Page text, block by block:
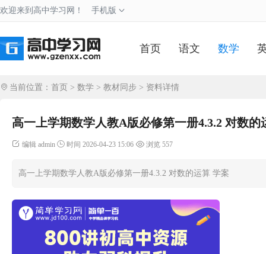
欢迎来到高中学习网！ 手机版
首页 语文 数学
当前位置： 首页 > 数学 > 教材同步 > 资料详情
高一上学期数学人教A版必修第一册4.3.2 对数的
编辑 admin 时间 2026-04-23 15:06 浏览 557
高一上学期数学人教A版必修第一册4.3.2 对数的运算 学案